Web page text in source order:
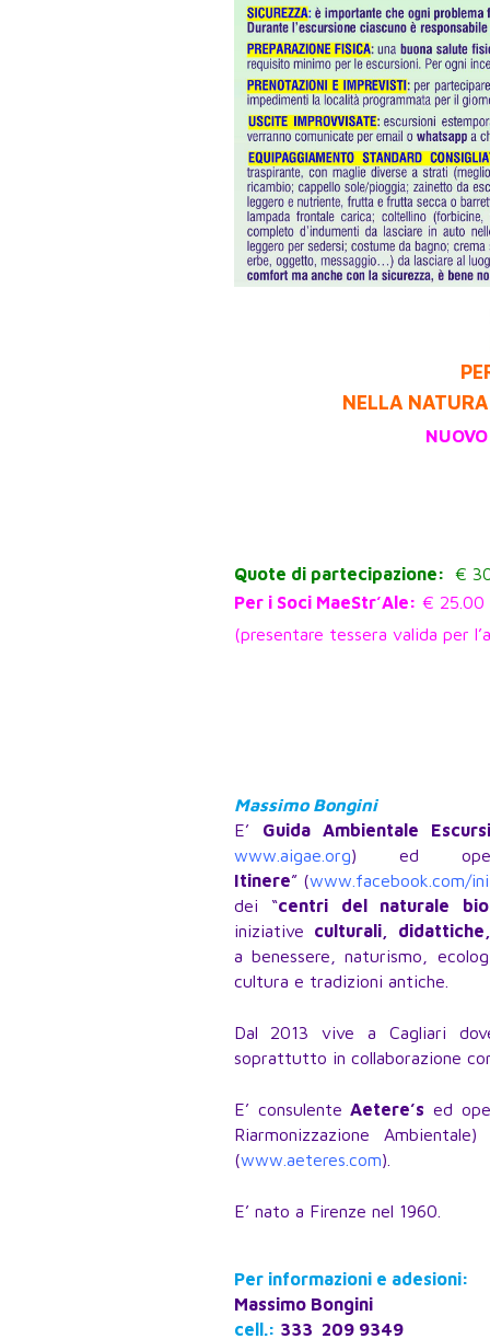
NELLA
Quote di partecipazione:
€
Per i Soci MaeStr’Ale: € 25.00
(presentare tessera valida per
Massimo Bongini
E’ Guida Ambientale
www.aigae.org) ed
Itinere” (www.facebook.com/
dei “centri del naturale
iniziative culturali,
a benessere, naturismo,
cultura e tradizioni antiche.
Dal 2013 vive a Cagliari
soprattutto in collaborazione
E’ consulente Aetere’s ed
Riarmonizzazione
(www.aeteres.com).
E’ nato a Firenze nel 1960.
Per informazioni e adesioni:
Massimo Bongini
cell.: 333 209 9349